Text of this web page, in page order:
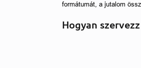
formátumát, a jutalom
Hogyan